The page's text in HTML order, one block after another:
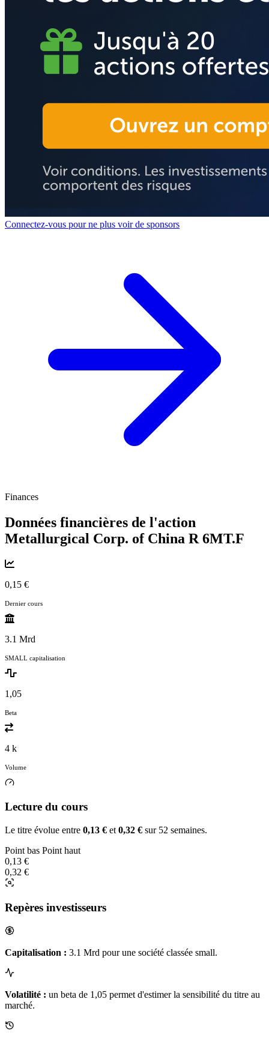
Connectez-vous pour ne plus voir de sponsors
Finances
Données financières de l'action
Metallurgical Corp. of China R 6MT.F
0,15 €
Dernier cours
3.1 Mrd
SMALL capitalisation
1,05
Beta
4 k
Volume
Lecture du cours
Le titre évolue entre 0,13 € et 0,32 € sur 52 semaines.
Point bas Point haut
0,13 €
0,32 €
Repères investisseurs
Capitalisation : 3.1 Mrd pour une société classée small.
Volatilité : un beta de 1,05 permet d'estimer la sensibilité du titre au
marché.